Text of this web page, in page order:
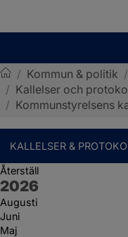
Sotenäs kommun
/ Kommun & politik /
/ Kallelser och
/ Kommunstyrelsens
KALLELSER &
Återställ
År:
2026
Augusti
Juni
Maj